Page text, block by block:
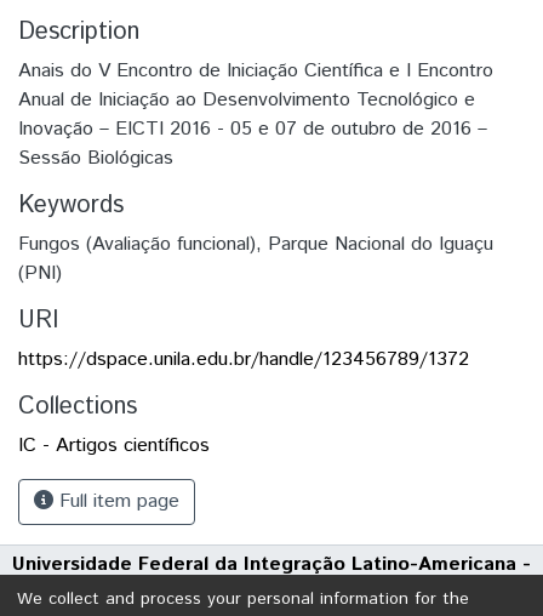
Description
Anais do V Encontro de Iniciação Científica e I Encontro
Anual de Iniciação ao Desenvolvimento Tecnológico e
Inovação – EICTI 2016 - 05 e 07 de outubro de 2016 –
Sessão Biológicas
Keywords
Fungos (Avaliação funcional), Parque Nacional do Iguaçu
(PNI)
URI
https://dspace.unila.edu.br/handle/123456789/1372
Collections
IC - Artigos científicos
Full item page
Universidade Federal da Integração Latino-Americana -
UNILA
We collect and process your personal information for the